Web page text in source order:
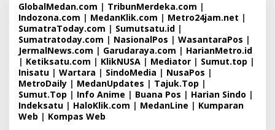
GlobalMedan.com | TribunMerdeka.com |
Indozona.com | MedanKlik.com | Metro24jam.net |
SumatraToday.com | Sumutsatu.id |
Sumatratoday.com | NasionalPos | WasantaraPos |
JermalNews.com | Garudaraya.com | HarianMetro.id
| Ketiksatu.com | KlikNUSA | Mediator | Sumut.top |
Inisatu | Wartara | SindoMedia | NusaPos |
MetroDaily | MedanUpdates | Tajuk.Top |
Sumut.Top | Info Anime | Buana Pos | Harian Sindo |
Indeksatu | HaloKlik.com | MedanLine | Kumparan
Web | Kompas Web